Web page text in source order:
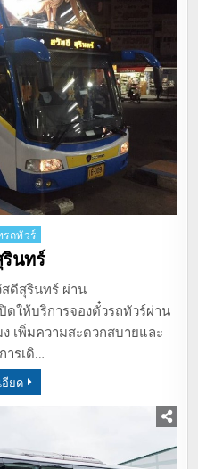
ถทัวร์
นทร์
สดีสุรินทร์ ผ่าน
ให้บริการจองตั๋วรถทัวร์ผ่าน
เพิ่มความสะดวกสบายและ
ารเดิ…
อียด